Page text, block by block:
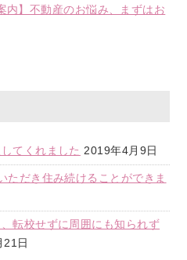
内】不動産のお悩み、まずはお
てくれました 2019年4月9日
ただき住み続けることができま
転校せずに周囲にも知られず
21日